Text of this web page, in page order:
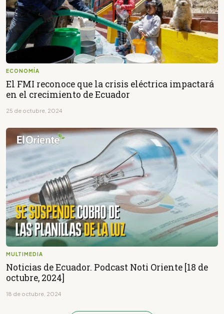
ECONOMÍA
El FMI reconoce que la crisis eléctrica impactará
en el crecimiento de Ecuador
25 de octubre, 2024
MULTIMEDIA
Noticias de Ecuador. Podcast Noti Oriente [18 de
octubre, 2024]
18 de octubre, 2024